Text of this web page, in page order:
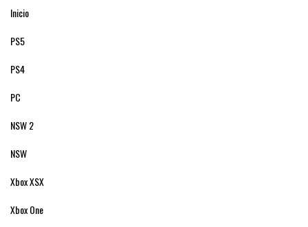
Inicio
PS5
PS4
PC
NSW 2
NSW
Xbox XSX
Xbox One